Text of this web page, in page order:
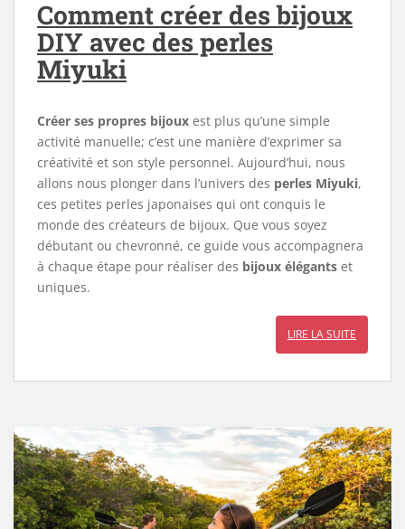
Comment créer des bijoux
DIY avec des perles
Miyuki
Créer ses propres bijoux est plus qu’une simple
activité manuelle; c’est une manière d’exprimer sa
créativité et son style personnel. Aujourd’hui, nous
allons nous plonger dans l’univers des perles Miyuki,
ces petites perles japonaises qui ont conquis le
monde des créateurs de bijoux. Que vous soyez
débutant ou chevronné, ce guide vous accompagnera
à chaque étape pour réaliser des bijoux élégants et
uniques.
LIRE LA SUITE